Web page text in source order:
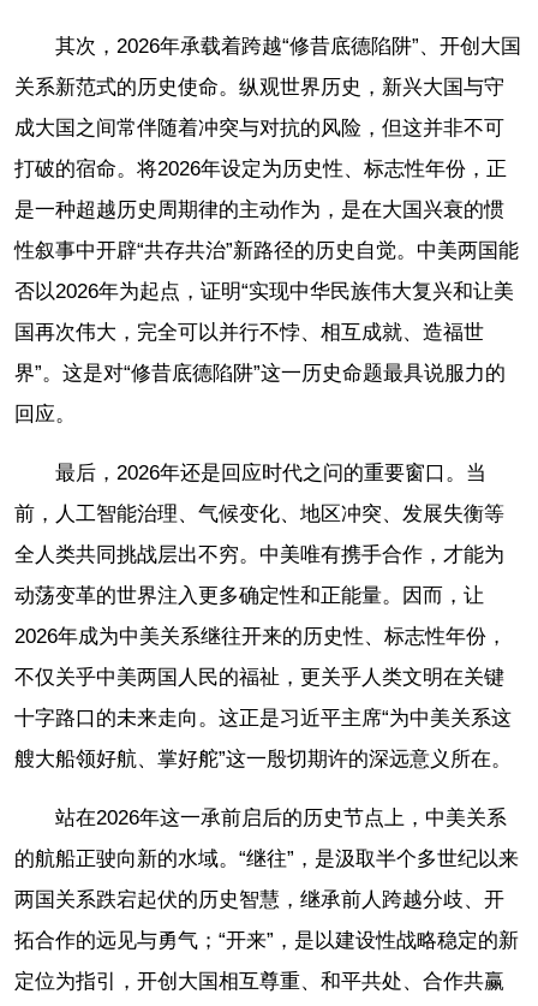
其次，2026年承载着跨越“修昔底德陷阱”、开创大国
关系新范式的历史使命。纵观世界历史，新兴大国与守
成大国之间常伴随着冲突与对抗的风险，但这并非不可
打破的宿命。将2026年设定为历史性、标志性年份，正
是一种超越历史周期律的主动作为，是在大国兴衰的惯
性叙事中开辟“共存共治”新路径的历史自觉。中美两国能
否以2026年为起点，证明“实现中华民族伟大复兴和让美
国再次伟大，完全可以并行不悖、相互成就、造福世
界”。这是对“修昔底德陷阱”这一历史命题最具说服力的
回应。
最后，2026年还是回应时代之问的重要窗口。当
前，人工智能治理、气候变化、地区冲突、发展失衡等
全人类共同挑战层出不穷。中美唯有携手合作，才能为
动荡变革的世界注入更多确定性和正能量。因而，让
2026年成为中美关系继往开来的历史性、标志性年份，
不仅关乎中美两国人民的福祉，更关乎人类文明在关键
十字路口的未来走向。这正是习近平主席“为中美关系这
艘大船领好航、掌好舵”这一殷切期许的深远意义所在。
站在2026年这一承前启后的历史节点上，中美关系
的航船正驶向新的水域。“继往”，是汲取半个多世纪以来
两国关系跌宕起伏的历史智慧，继承前人跨越分歧、开
拓合作的远见与勇气；“开来”，是以建设性战略稳定的新
定位为指引，开创大国相互尊重、和平共处、合作共赢